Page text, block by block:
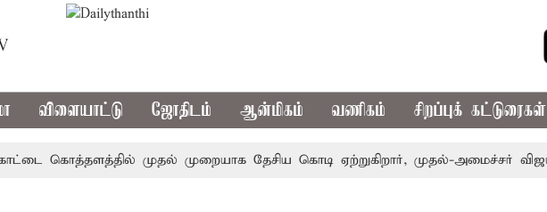
விளையாட்டு ஜோதிடம் ஆன்மிகம் வணிகம் சிறப்புக் கட்டுரைகள்
கொத்தளத்தில் முதல் முறையாக தேசிய கொடி ஏற்றுகிறார், முதல்-அமைச்சர் விஜய்!